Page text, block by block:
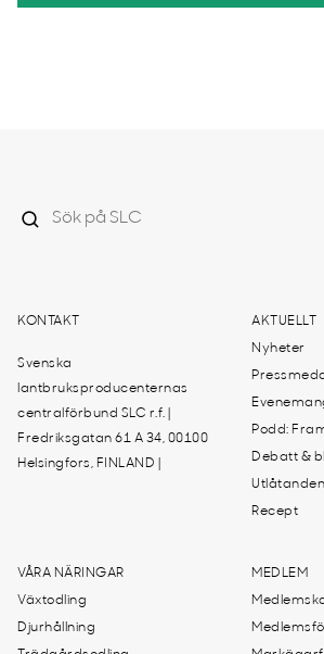
KONTAKT
Svenska
lantbruksproducenternas
centralförbund SLC r.f. |
Fredriksgatan 61 A 34, 00100
Helsingfors, FINLAND |
AKTUELLT
Nyheter
Podd:
Debatt &
Utlåtanden
Recept
VÅRA NÄRINGAR
Växtodling
Djurhållning
MEDLEM